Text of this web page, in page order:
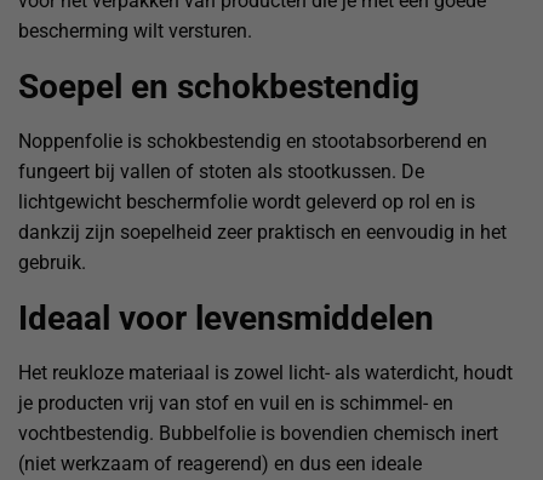
bescherming wilt versturen.
Soepel en schokbestendig
Noppenfolie is schokbestendig en stootabsorberend en
fungeert bij vallen of stoten als stootkussen. De
lichtgewicht beschermfolie wordt geleverd op rol en is
dankzij zijn soepelheid zeer praktisch en eenvoudig in het
gebruik.
Ideaal voor levensmiddelen
Het reukloze materiaal is zowel licht- als waterdicht, houdt
je producten vrij van stof en vuil en is schimmel- en
vochtbestendig. Bubbelfolie is bovendien chemisch inert
(niet werkzaam of reagerend) en dus een ideale